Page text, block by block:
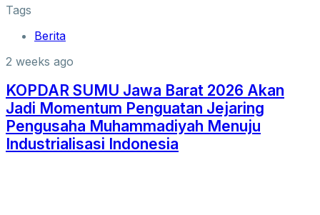
Tags
Berita
2 weeks ago
KOPDAR SUMU Jawa Barat 2026 Akan
Jadi Momentum Penguatan Jejaring
Pengusaha Muhammadiyah Menuju
Industrialisasi Indonesia